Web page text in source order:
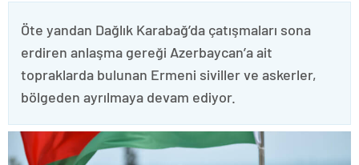
Öte yandan Dağlık Karabağ’da çatışmaları sona
erdiren anlaşma gereği Azerbaycan’a ait
topraklarda bulunan Ermeni siviller ve askerler,
bölgeden ayrılmaya devam ediyor.